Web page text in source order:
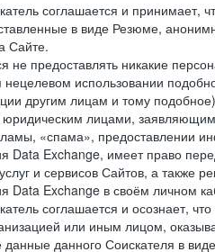
соглашается и принимает,
в виде Резюме,
Сайте.
не предоставлять никакие
использовании
другим лицам и тому
юридическим лицами,
«спама», предоставлении
Data Exchange, имеет право
и сервисов Сайтов, а также
Data Exchange в своём личном
соглашается и осознает,
или иным лицом,
данного Соискателя в